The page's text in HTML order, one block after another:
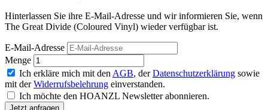
Hinterlassen Sie ihre E-Mail-Adresse und wir informieren Sie, wenn
The Great Divide (Coloured Vinyl) wieder verfügbar ist.
E-Mail-Adresse
Menge
Ich erkläre mich mit den AGB, derDatenschutzerklärung sowie
mit derWiderrufsbelehrung einverstanden.
Ich möchte den HOANZL Newsletter abonnieren.